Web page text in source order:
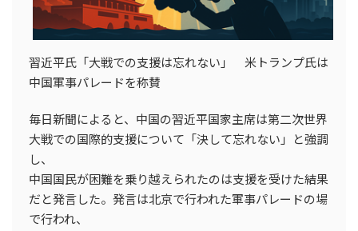
習近平氏「大戦での支援は忘れない」 米トランプ氏は
中国軍事パレードを称賛
毎日新聞によると、中国の習近平国家主席は第二次世界
大戦での国際的支援について「決して忘れない」と強調
し、
中国国民が困難を乗り越えられたのは支援を受けた結果
だと発言した。発言は北京で行われた軍事パレードの場
で行われ、